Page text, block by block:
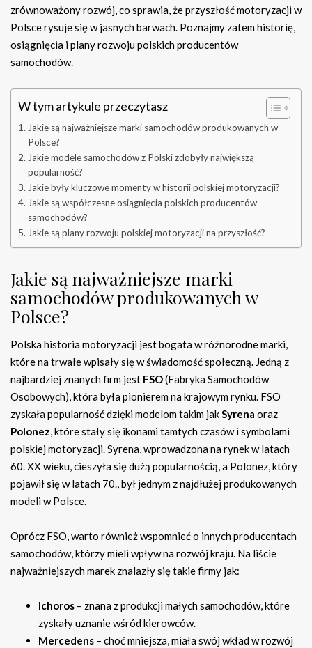
zrównoważony rozwój, co sprawia, że przyszłość motoryzacji w
Polsce rysuje się w jasnych barwach. Poznajmy zatem historię,
osiągnięcia i plany rozwoju polskich producentów
samochodów.
W tym artykule przeczytasz
Jakie są najważniejsze marki samochodów produkowanych w
Polsce?
Jakie modele samochodów z Polski zdobyły największą
popularność?
Jakie były kluczowe momenty w historii polskiej motoryzacji?
Jakie są współczesne osiągnięcia polskich producentów
samochodów?
Jakie są plany rozwoju polskiej motoryzacji na przyszłość?
Jakie są najważniejsze marki
samochodów produkowanych w
Polsce?
Polska historia motoryzacji jest bogata w różnorodne marki,
które na trwałe wpisały się w świadomość społeczną. Jedną z
najbardziej znanych firm jest FSO(Fabryka Samochodów
Osobowych), która była pionierem na krajowym rynku. FSO
zyskała popularność dzięki modelom takim jakSyrena oraz
Polonez, które stały się ikonami tamtych czasów i symbolami
polskiej motoryzacji. Syrena, wprowadzona na rynek w latach
60. XX wieku, cieszyła się dużą popularnością, a Polonez, który
pojawił się w latach 70., był jednym z najdłużej produkowanych
modeli w Polsce.
Oprócz FSO, warto również wspomnieć o innych producentach
samochodów, którzy mieli wpływ na rozwój kraju. Na liście
najważniejszych marek znalazły się takie firmy jak:
Ichoros – znana z produkcji małych samochodów, które
zyskały uznanie wśród kierowców.
Mercedens – choć mniejsza, miała swój wkład w rozwój